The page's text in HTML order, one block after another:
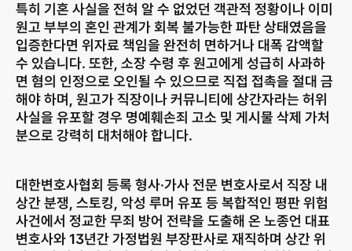
특히 기혼 사실을 전혀 알 수 없었던 객관적 정황이나 이미
원고 부부의 혼인 관계가 회복 불가능한 파탄 상태였음을
입증한다면 위자료 책임을 완전히 면하거나 대폭 감액할
수 있습니다. 또한, 소장 수령 후 원고에게 성급히 사과하
면 혐의 인정으로 오인될 수 있으므로 직접 접촉을 절대 금
해야 하며, 원고가 직장이나 커뮤니티에 상간자라는 허위
사실을 유포할 경우 명예훼손죄 고소 및 게시물 삭제 가처
분으로 강력히 대처해야 합니다.
대한변호사협회 등록 형사·가사 전문 변호사로서 직장 내
상간 분쟁, 스토킹, 악성 루머 유포 등 복합적인 평판 위험
사건에서 정교한 무죄 방어 전략을 도출해 온 노종언 대표
변호사와 13년간 가정법원 부장판사로 재직하며 상간 위